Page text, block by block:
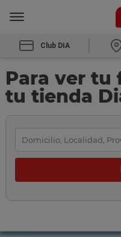
Club DIA
Para ver tu
tu tienda